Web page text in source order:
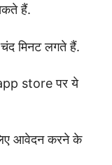
हैं.
मिनट लगते हैं.
store पर ये
आवेदन करने के